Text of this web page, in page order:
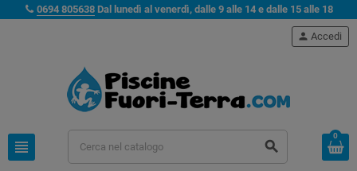
0694 805638 Dal lunedì al venerdì, dalle 9 alle 14 e dalle 15 alle 18
view_headline search
person Accedi
0